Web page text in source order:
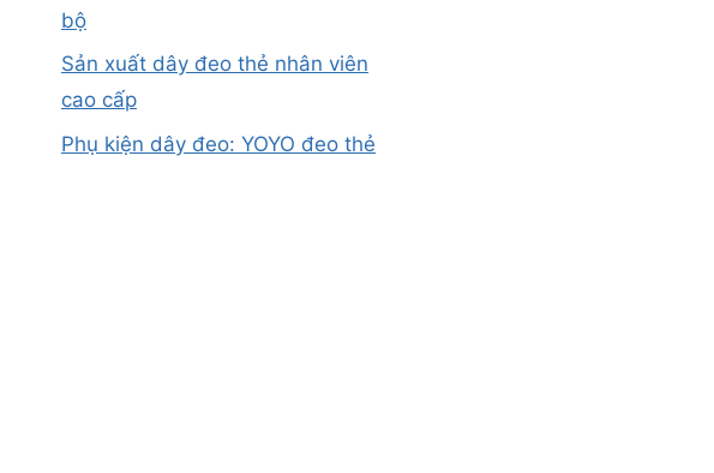
bộ
Sản xuất dây đeo thẻ nhân viên
cao cấp
Phụ kiện dây đeo: YOYO đeo thẻ